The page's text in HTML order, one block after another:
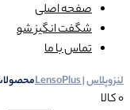
صفحه اصلی
شگفت انگیز شو
تماس با ما
لنزوپلاس | LensoPlus
0 کالا